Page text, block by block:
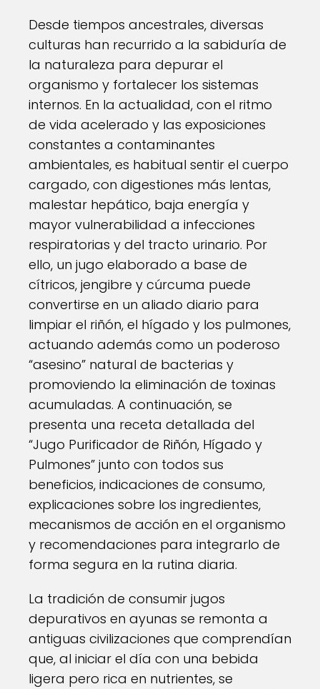
Desde tiempos ancestrales, diversas
culturas han recurrido a la sabiduría de
la naturaleza para depurar el
organismo y fortalecer los sistemas
internos. En la actualidad, con el ritmo
de vida acelerado y las exposiciones
constantes a contaminantes
ambientales, es habitual sentir el cuerpo
cargado, con digestiones más lentas,
malestar hepático, baja energía y
mayor vulnerabilidad a infecciones
respiratorias y del tracto urinario. Por
ello, un jugo elaborado a base de
cítricos, jengibre y cúrcuma puede
convertirse en un aliado diario para
limpiar el riñón, el hígado y los pulmones,
actuando además como un poderoso
“asesino” natural de bacterias y
promoviendo la eliminación de toxinas
acumuladas. A continuación, se
presenta una receta detallada del
“Jugo Purificador de Riñón, Hígado y
Pulmones” junto con todos sus
beneficios, indicaciones de consumo,
explicaciones sobre los ingredientes,
mecanismos de acción en el organismo
y recomendaciones para integrarlo de
forma segura en la rutina diaria.
La tradición de consumir jugos
depurativos en ayunas se remonta a
antiguas civilizaciones que comprendían
que, al iniciar el día con una bebida
ligera pero rica en nutrientes, se